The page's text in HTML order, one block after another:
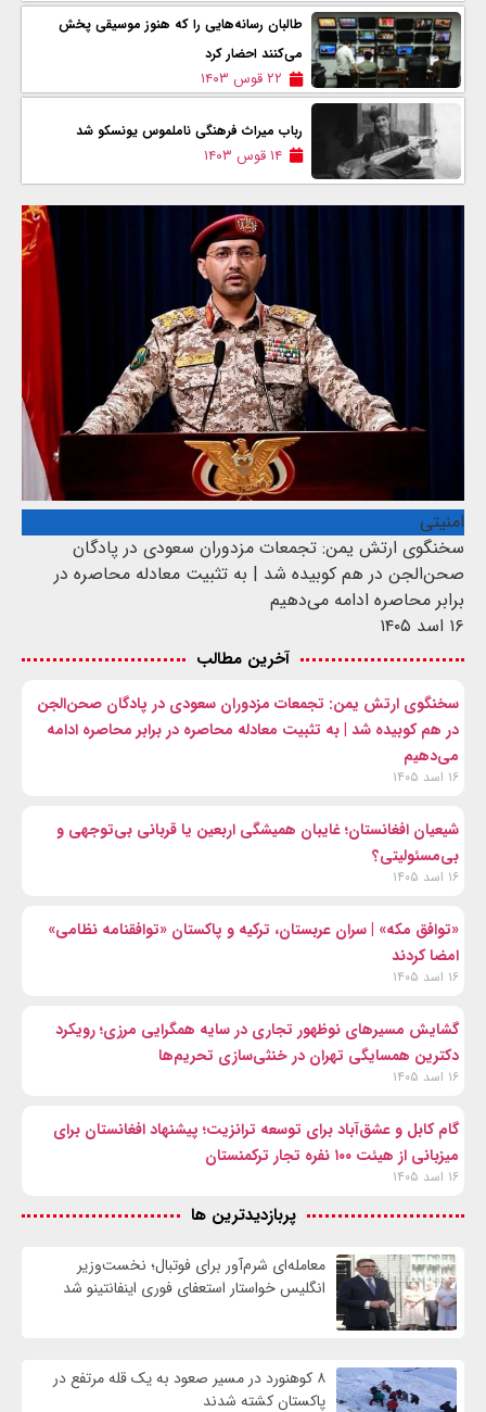
طالبان رسانه‌هایی را که هنوز موسیقی پخش
می‌کنند احضار کرد
۲۲ قوس ۱۴۰۳
رباب میراث فرهنگی ناملموس یونسکو شد
۱۴ قوس ۱۴۰۳
امنیتی
سخنگوی ارتش یمن: تجمعات مزدوران سعودی در پادگان
صحن‌الجن در هم کوبیده شد | به تثبیت معادله محاصره در
برابر محاصره ادامه می‌دهیم
۱۶ اسد ۱۴۰۵
آخرین مطالب
سخنگوی ارتش یمن: تجمعات مزدوران سعودی در پادگان صحن‌الجن
در هم کوبیده شد | به تثبیت معادله محاصره در برابر محاصره ادامه
می‌دهیم
۱۶ اسد ۱۴۰۵
شیعیان افغانستان؛ غایبان همیشگی اربعین یا قربانی بی‌توجهی و
بی‌مسئولیتی؟
۱۶ اسد ۱۴۰۵
«توافق مکه» | سران عربستان، ترکیه و پاکستان «توافقنامه نظامی»
امضا کردند
۱۶ اسد ۱۴۰۵
گشایش مسیرهای نوظهور تجاری در سایه همگرایی مرزی؛ رویکرد
دکترین همسایگی تهران در خنثی‌سازی تحریم‌ها
۱۶ اسد ۱۴۰۵
گام کابل و عشق‌آباد برای توسعه ترانزیت؛ پیشنهاد افغانستان برای
میزبانی از هیئت ۱۰۰ نفره تجار ترکمنستان
۱۶ اسد ۱۴۰۵
پربازدیدترین ها
معامله‌ای شرم‌آور برای فوتبال؛ نخست‌وزیر
انگلیس خواستار استعفای فوری اینفانتینو شد
۸ کوهنورد در مسیر صعود به یک قله مرتفع در
پاکستان کشته شدند